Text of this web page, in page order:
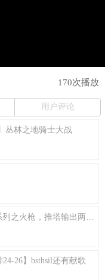
170次播放
用户评论
丛林之地骑士大战
牛蛙路人强力C系列之火枪，推塔输出两不误
24-26】bsthsil还有献歌